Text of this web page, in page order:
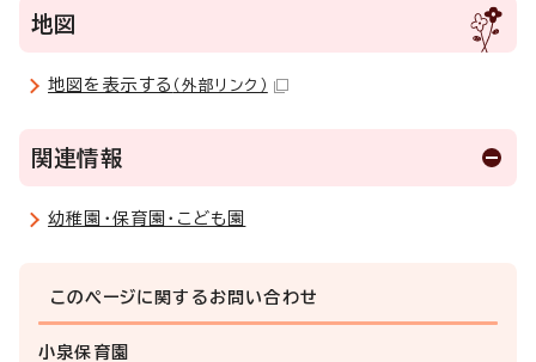
地図
地図を表示する （外部リンク）
関連情報
幼稚園・保育園・こども園
このページに関する お問い合わせ
小泉保育園